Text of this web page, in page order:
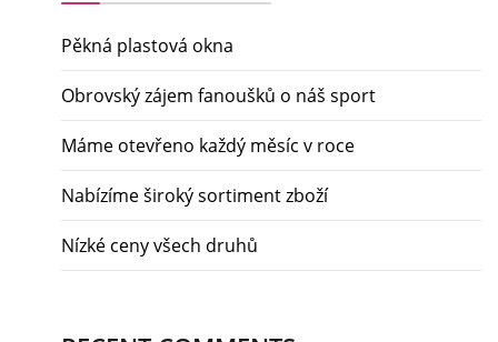
Pěkná plastová okna
Obrovský zájem fanoušků o náš sport
Máme otevřeno každý měsíc v roce
Nabízíme široký sortiment zboží
Nízké ceny všech druhů